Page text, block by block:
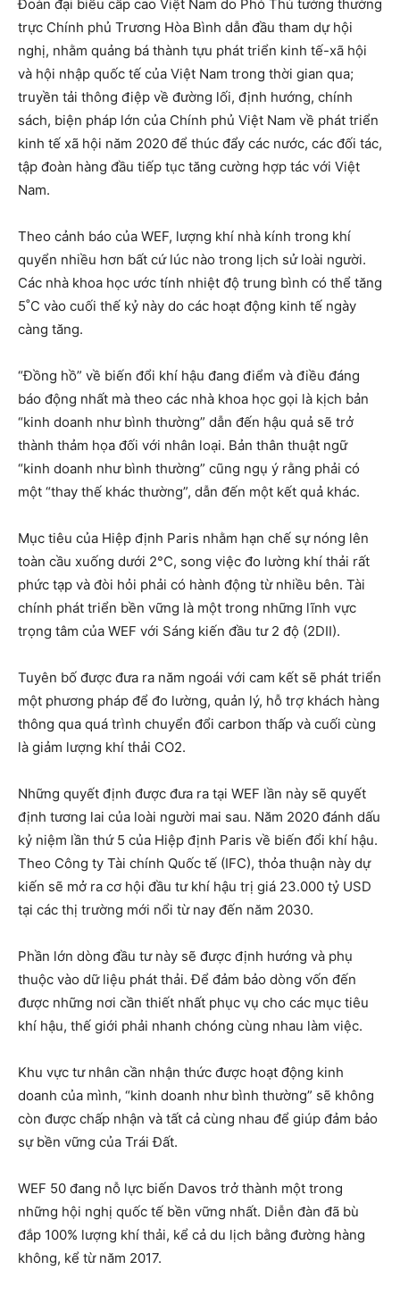
Đoàn đại biểu cấp cao Việt Nam do Phó Thủ tướng thường
trực Chính phủ Trương Hòa Bình dẫn đầu tham dự hội
nghị, nhằm quảng bá thành tựu phát triển kinh tế-xã hội
và hội nhập quốc tế của Việt Nam trong thời gian qua;
truyền tải thông điệp về đường lối, định hướng, chính
sách, biện pháp lớn của Chính phủ Việt Nam về phát triển
kinh tế xã hội năm 2020 để thúc đẩy các nước, các đối tác,
tập đoàn hàng đầu tiếp tục tăng cường hợp tác với Việt
Nam.
Theo cảnh báo của WEF, lượng khí nhà kính trong khí
quyển nhiều hơn bất cứ lúc nào trong lịch sử loài người.
Các nhà khoa học ước tính nhiệt độ trung bình có thể tăng
5˚C vào cuối thế kỷ này do các hoạt động kinh tế ngày
càng tăng.
“Đồng hồ” về biến đổi khí hậu đang điểm và điều đáng
báo động nhất mà theo các nhà khoa học gọi là kịch bản
“kinh doanh như bình thường” dẫn đến hậu quả sẽ trở
thành thảm họa đối với nhân loại. Bản thân thuật ngữ
“kinh doanh như bình thường” cũng ngụ ý rằng phải có
một “thay thế khác thường”, dẫn đến một kết quả khác.
Mục tiêu của Hiệp định Paris nhằm hạn chế sự nóng lên
toàn cầu xuống dưới 2°C, song việc đo lường khí thải rất
phức tạp và đòi hỏi phải có hành động từ nhiều bên. Tài
chính phát triển bền vững là một trong những lĩnh vực
trọng tâm của WEF với Sáng kiến đầu tư 2 độ (2DII).
Tuyên bố được đưa ra năm ngoái với cam kết sẽ phát triển
một phương pháp để đo lường, quản lý, hỗ trợ khách hàng
thông qua quá trình chuyển đổi carbon thấp và cuối cùng
là giảm lượng khí thải CO2.
Những quyết định được đưa ra tại WEF lần này sẽ quyết
định tương lai của loài người mai sau. Năm 2020 đánh dấu
kỷ niệm lần thứ 5 của Hiệp định Paris về biến đổi khí hậu.
Theo Công ty Tài chính Quốc tế (IFC), thỏa thuận này dự
kiến sẽ mở ra cơ hội đầu tư khí hậu trị giá 23.000 tỷ USD
tại các thị trường mới nổi từ nay đến năm 2030.
Phần lớn dòng đầu tư này sẽ được định hướng và phụ
thuộc vào dữ liệu phát thải. Để đảm bảo dòng vốn đến
được những nơi cần thiết nhất phục vụ cho các mục tiêu
khí hậu, thế giới phải nhanh chóng cùng nhau làm việc.
Khu vực tư nhân cần nhận thức được hoạt động kinh
doanh của mình, “kinh doanh như bình thường” sẽ không
còn được chấp nhận và tất cả cùng nhau để giúp đảm bảo
sự bền vững của Trái Đất.
WEF 50 đang nỗ lực biến Davos trở thành một trong
những hội nghị quốc tế bền vững nhất. Diễn đàn đã bù
đắp 100% lượng khí thải, kể cả du lịch bằng đường hàng
không, kể từ năm 2017.